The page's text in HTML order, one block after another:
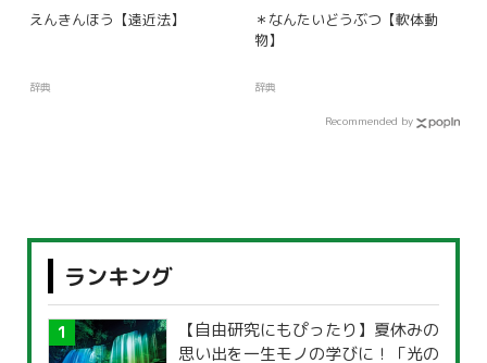
えんきんほう【遠近法】
辞典
＊なんたいどうぶつ【軟体動
物】
辞典
Recommended by
ランキング
【自由研究にもぴったり】夏休みの
思い出を一生モノの学びに！「光の